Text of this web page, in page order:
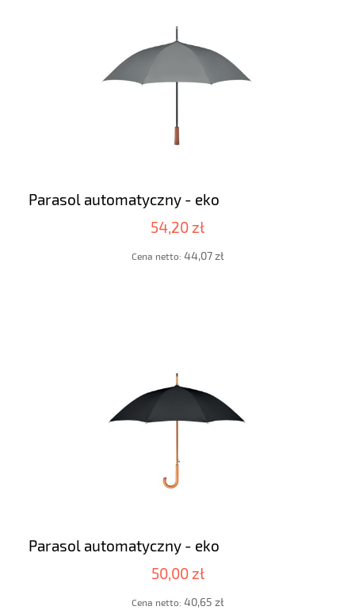
Parasol automatyczny - eko
54,20 zł
Cena netto: 44,07 zł
Parasol automatyczny - eko
50,00 zł
Cena netto: 40,65 zł